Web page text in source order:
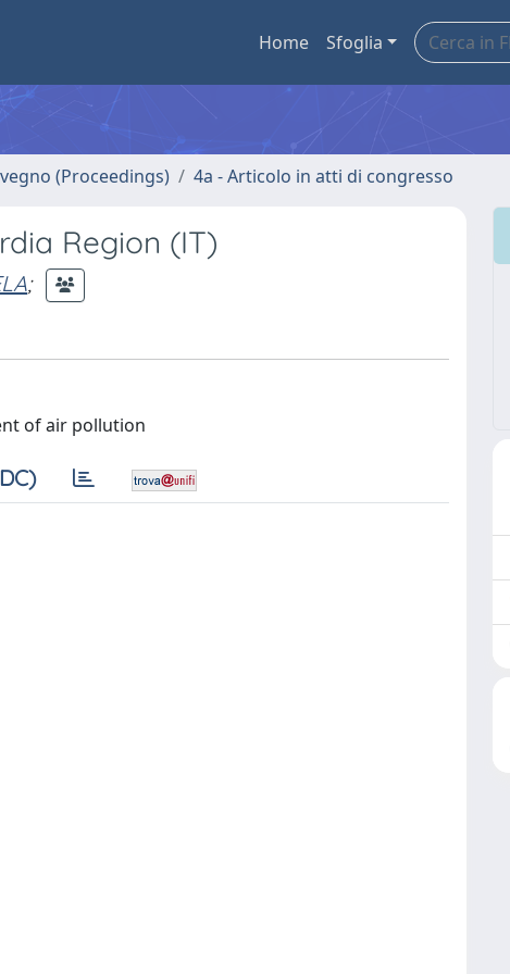
Home Sfoglia
(Proceedings) 4a - Articolo in atti di congresso
Region (IT)
;
of air pollution